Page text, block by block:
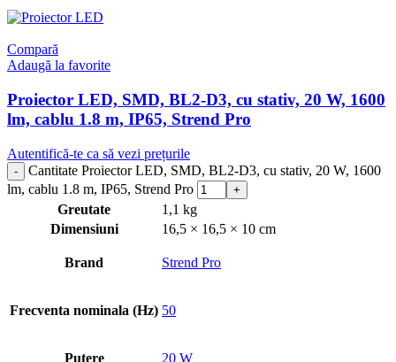
Compară
Adaugă la favorite
Proiector LED, SMD, BL2-D3, cu stativ, 20 W, 1600
lm, cablu 1.8 m, IP65, Strend Pro
Autentifică-te ca să vezi prețurile
Cantitate Proiector LED, SMD, BL2-D3, cu stativ, 20 W, 1600
lm, cablu 1.8 m, IP65, Strend Pro
Greutate
1,1 kg
Dimensiuni
16,5 × 16,5 × 10 cm
Brand Strend Pro
Frecventa nominala (Hz) 50
Putere 20 W